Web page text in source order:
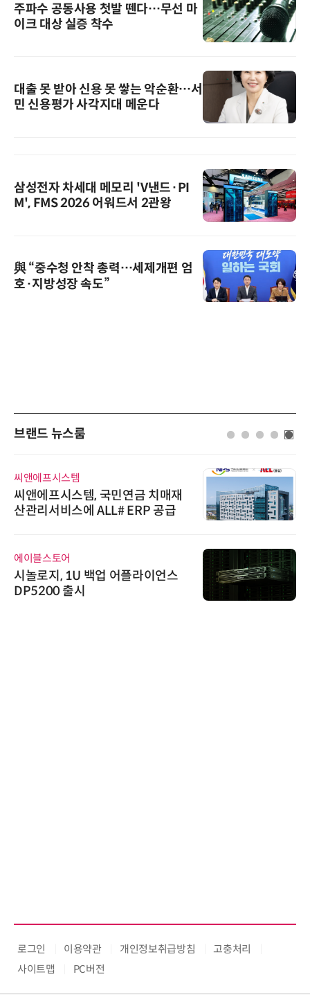
주파수 공동사용 첫발 뗀다…무선 마
이크 대상 실증 착수
대출 못 받아 신용 못 쌓는 악순환…서
민 신용평가 사각지대 메운다
삼성전자 차세대 메모리 'V낸드·PI
M', FMS 2026 어워드서 2관왕
與 “중수청 안착 총력…세제개편 엄
호·지방성장 속도”
브랜드 뉴스룸
씨앤에프시스템
씨앤에프시스템, 국민연금 치매재
산관리서비스에 ALL# ERP 공급
에이블스토어
시놀로지, 1U 백업 어플라이언스
DP5200 출시
로그인 이용약관 개인정보취급방침
고충처리
사이트맵
PC버전